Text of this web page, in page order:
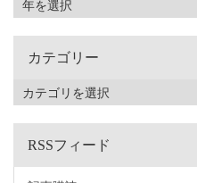
カテゴリー
RSSフィード